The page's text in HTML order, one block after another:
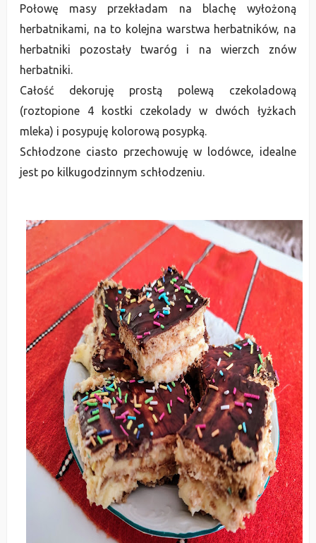
Połowę masy przekładam na blachę wyłożoną
herbatnikami, na to kolejna warstwa herbatników, na
herbatniki pozostały twaróg i na wierzch znów
herbatniki.
Całość dekoruję prostą polewą czekoladową
(roztopione 4 kostki czekolady w dwóch łyżkach
mleka) i posypuję kolorową posypką.
Schłodzone ciasto przechowuję w lodówce, idealne
jest po kilkugodzinnym schłodzeniu.